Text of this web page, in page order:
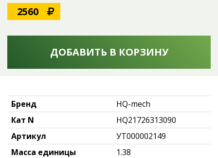
2560
ДОБАВИТЬ В КОРЗИНУ
Бренд
HQ-mech
Кат N
HQ21726313090
Артикул
УТ000002149
Масса единицы
1.38